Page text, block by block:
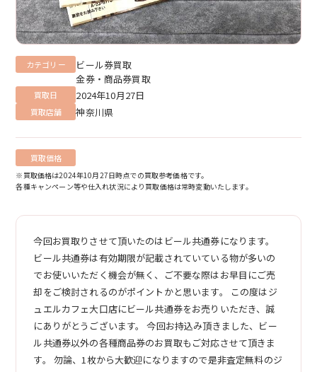
カテゴリー
ビール券買取
金券・商品券買取
買取日 2024年10月27日
買取店舗 神奈川県
買取価格
※買取価格は2024年10月27日時点での買取参考価格です。
各種キャンペーン等や仕入れ状況により買取価格は常時変動いたします。
今回お買取りさせて頂いたのはビール共通券になります。
ビール共通券は有効期限が記載されていている物が多いの
でお使いいただく機会が無く、ご不要な際はお早目にご売
却をご検討されるのがポイントかと思います。 この度はジ
ュエルカフェ大口店にビール共通券をお売りいただき、誠
にありがとうございます。 今回お持込み頂きました、ビー
ル共通券以外の各種商品券のお買取もご対応させて頂きま
す。 勿論、1枚から大歓迎になりますので是非査定無料のジ